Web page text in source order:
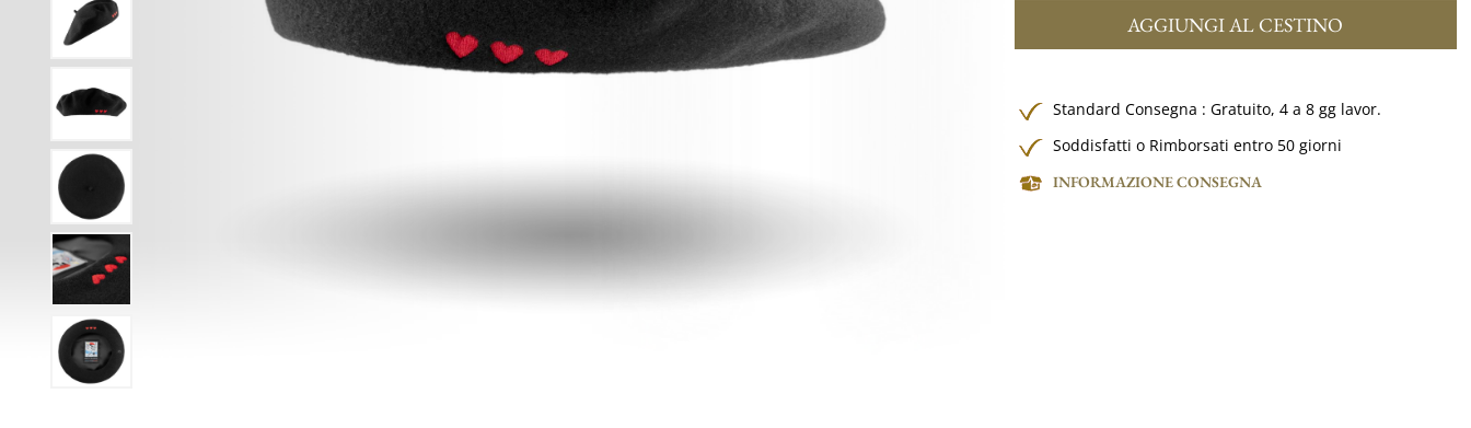
AGGIUNGI AL CESTINO
Standard Consegna :Gratuito,4 a 8 gg lavor.
Soddisfatti o Rimborsati entro 50 giorni
INFORMAZIONE CONSEGNA